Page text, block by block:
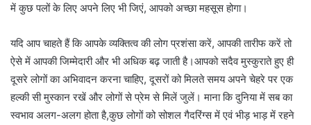
में कुछ पलों के लिए अपने लिए भी जिएं, आपको अच्छा महसूस होगा।
यदि आप चाहते हैं कि आपके व्यक्तित्व की लोग प्रशंसा करें, आपकी तारीफ करें तो
ऐसे में आपकी जिम्मेदारी और भी अधिक बढ़ जाती है।आपको सदैव मुस्कुराते हुए ही
दूसरे लोगों का अभिवादन करना चाहिए, दूसरों को मिलते समय अपने चेहरे पर एक
हल्की सी मुस्कान रखें और लोगों से प्रेम से मिलें जुलें। माना कि दुनिया में सब का
स्वभाव अलग-अलग होता है,कुछ लोगों को सोशल गैदरिंग्स में एवं भीड़ भाड़ में रहने